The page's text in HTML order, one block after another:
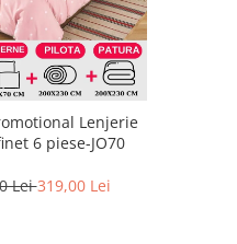
Lenjerie
6 piese-JO70
Lei319,00 Lei